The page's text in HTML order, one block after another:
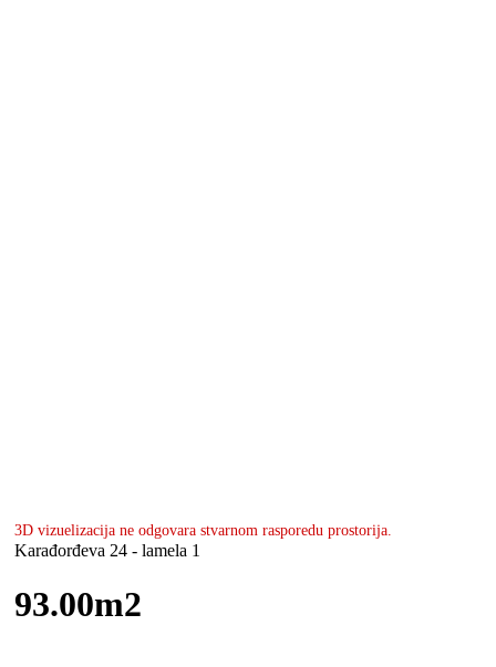
3D vizuelizacija ne odgovara stvarnom rasporedu prostorija.
Karađorđeva 24 - lamela 1
93.00m2